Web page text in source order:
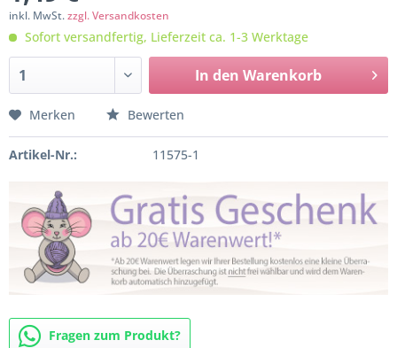
inkl. MwSt.zzgl. Versandkosten
Sofort versandfertig, Lieferzeit ca. 1-3 Werktage
In den Warenkorb
Merken Bewerten
Artikel-Nr.: 11575-1
Fragen zum Produkt?